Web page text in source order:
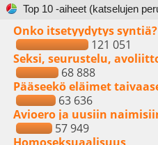
Top 10 -aiheet (katselujen
Onko itsetyydytys syntiä?
121 051
Seksi, seurustelu,
68 888
Pääseekö eläimet
63 636
Avioero ja uusiin
57 949